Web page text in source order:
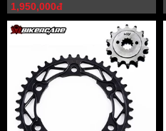
1,950,000đ